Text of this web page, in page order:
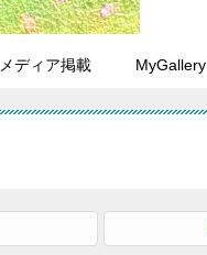
メディア掲載 MyGallery